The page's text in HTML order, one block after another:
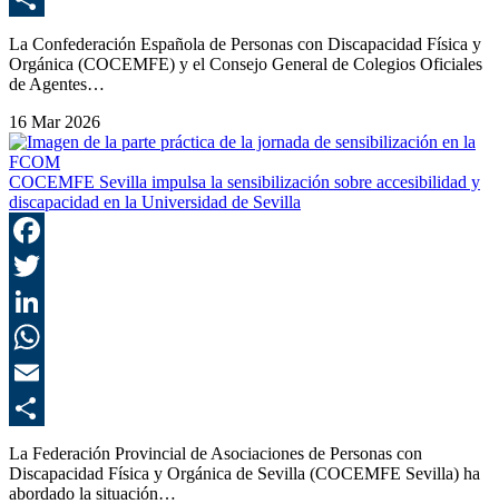
La Confederación Española de Personas con Discapacidad Física y
Orgánica (COCEMFE) y el Consejo General de Colegios Oficiales
de Agentes…
16 Mar 2026
COCEMFE Sevilla impulsa la sensibilización sobre accesibilidad y
discapacidad en la Universidad de Sevilla
La Federación Provincial de Asociaciones de Personas con
Discapacidad Física y Orgánica de Sevilla (COCEMFE Sevilla) ha
abordado la situación…